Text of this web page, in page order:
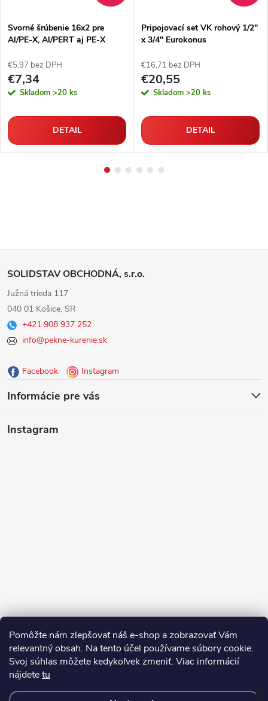
Pomôžte nám zlepšovať náš e-shop a zobrazovať Vám
relevantný obsah. Na tento účel používame súbory cookie.
Svoj súhlas môžete kedykoľvek zmeniť. Viac informácií
nájdetetu
Svorné šrúbenie 16x2 pre
Al/PE-X, Al/PERT aj PE-X
€5,97 bez DPH
€7,34
Skladom >20 ks
DETAIL
Pripojovací set VK rohový 1/2"
x 3/4" Eurokonus
€16,71 bez DPH
€20,55
Skladom >20 ks
DETAIL
Z
á
p
ä
e
SOLIDSTAV OBCHODNÁ, s.r.o.
Južná trieda 117
040 01 Košice, SR
+421 908 937 252
info@pekne-kurenie.sk
Facebook Instagram
Informácie pre vás
Instagram
Sledovať na Instagrame